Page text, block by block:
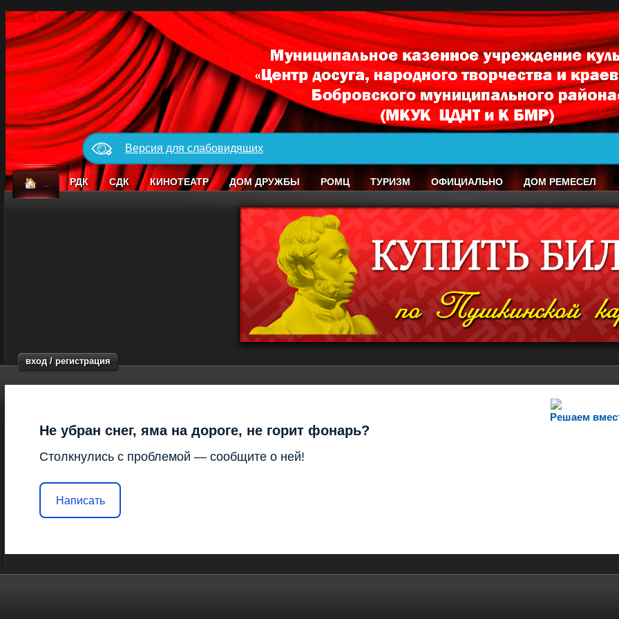
Карта сайта
Версия для слабовидящих
РДК СДК КИНОТЕАТР ДОМ ДРУЖБЫ РОМЦ ТУРИЗМ ОФИЦИАЛЬНО ДОМ РЕМЕСЕЛ
вход / регистрация
Решаем
Не убран снег, яма на дороге, не горит фонарь?
Столкнулись с проблемой — сообщите о ней!
Написать